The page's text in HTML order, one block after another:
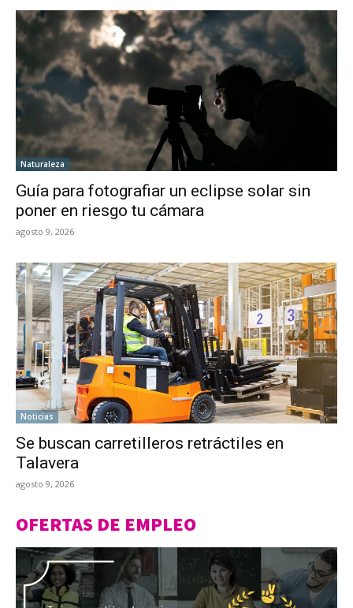
Naturaleza
Guía para fotografiar un eclipse solar sin
poner en riesgo tu cámara
agosto 9, 2026
Noticias
Se buscan carretilleros retráctiles en
Talavera
agosto 9, 2026
OFERTAS DE EMPLEO